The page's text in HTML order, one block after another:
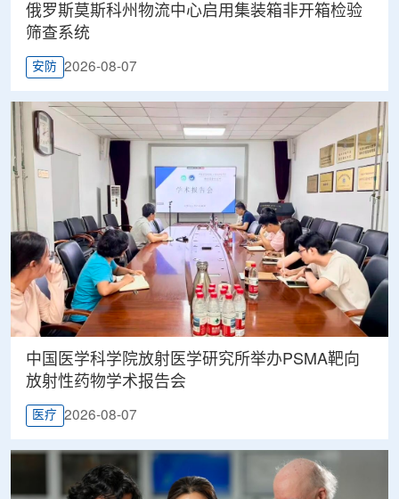
俄罗斯莫斯科州物流中心启用集装箱非开箱检验
筛查系统
安防 2026-08-07
中国医学科学院放射医学研究所举办PSMA靶向
放射性药物学术报告会
医疗 2026-08-07